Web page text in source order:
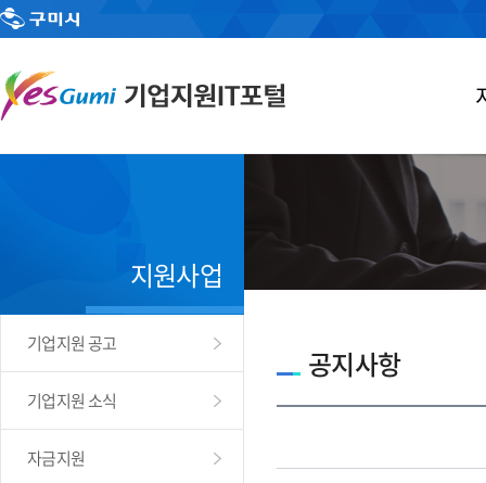
지원사업
기업지원 공고
기업지원 소식
자금지원
공지사항